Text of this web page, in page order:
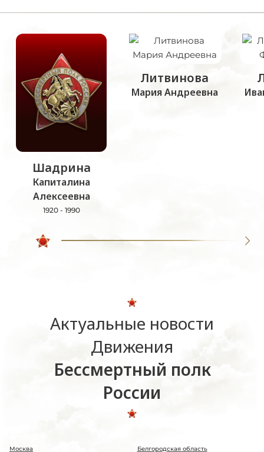
Шадрина
Капиталина
Алексеевна
1920 - 1990
Литвинова
Мария Андреевна
Актуальные новости
Движения
Бессмертный полк
России
Москва Белгородская область